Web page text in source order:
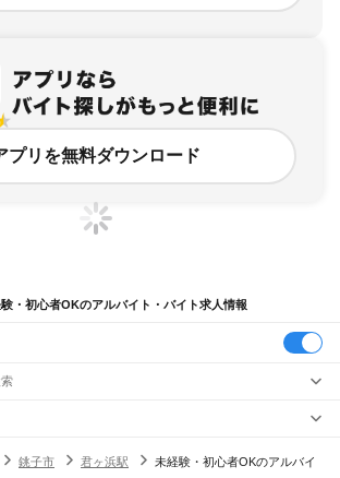
プリを無料ダウンロード
・初心者OKのアルバイト・バイト求人情報
銚子市 君ヶ浜駅
未経験・初心者OKのアルバイ